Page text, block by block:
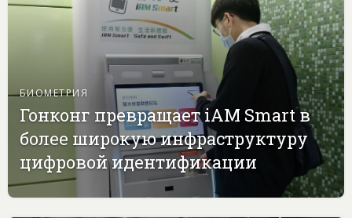
БИОМЕТРИЯ
Гонконг превращает iAM Smart в
более широкую инфраструктуру
цифровой идентификации